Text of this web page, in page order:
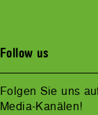
Follow us
Folgen Sie uns
Media-Kanälen!